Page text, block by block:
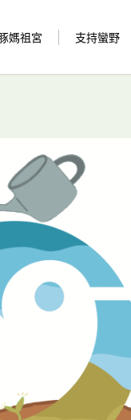
媽祖宮 支持蠻野